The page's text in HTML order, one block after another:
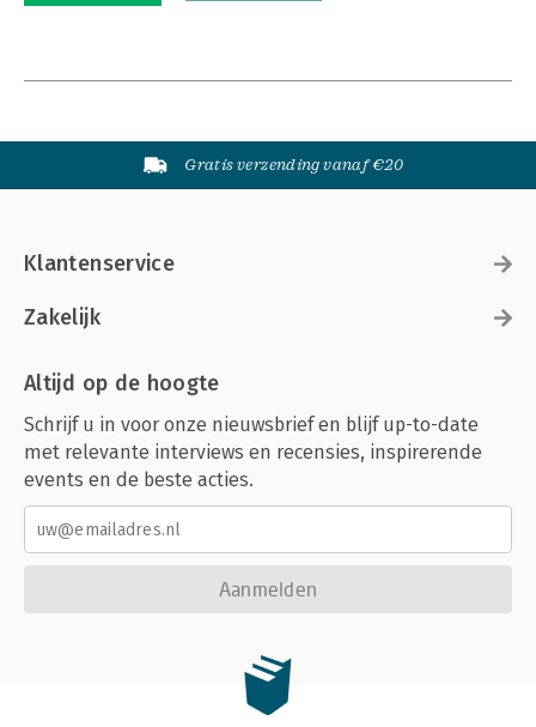
Gratis verzending vanaf €20
Klantenservice
Zakelijk
Altijd op de hoogte
Schrijf u in voor onze nieuwsbrief en blijf up-to-date
met relevante interviews en recensies, inspirerende
events en de beste acties.
Aanmelden